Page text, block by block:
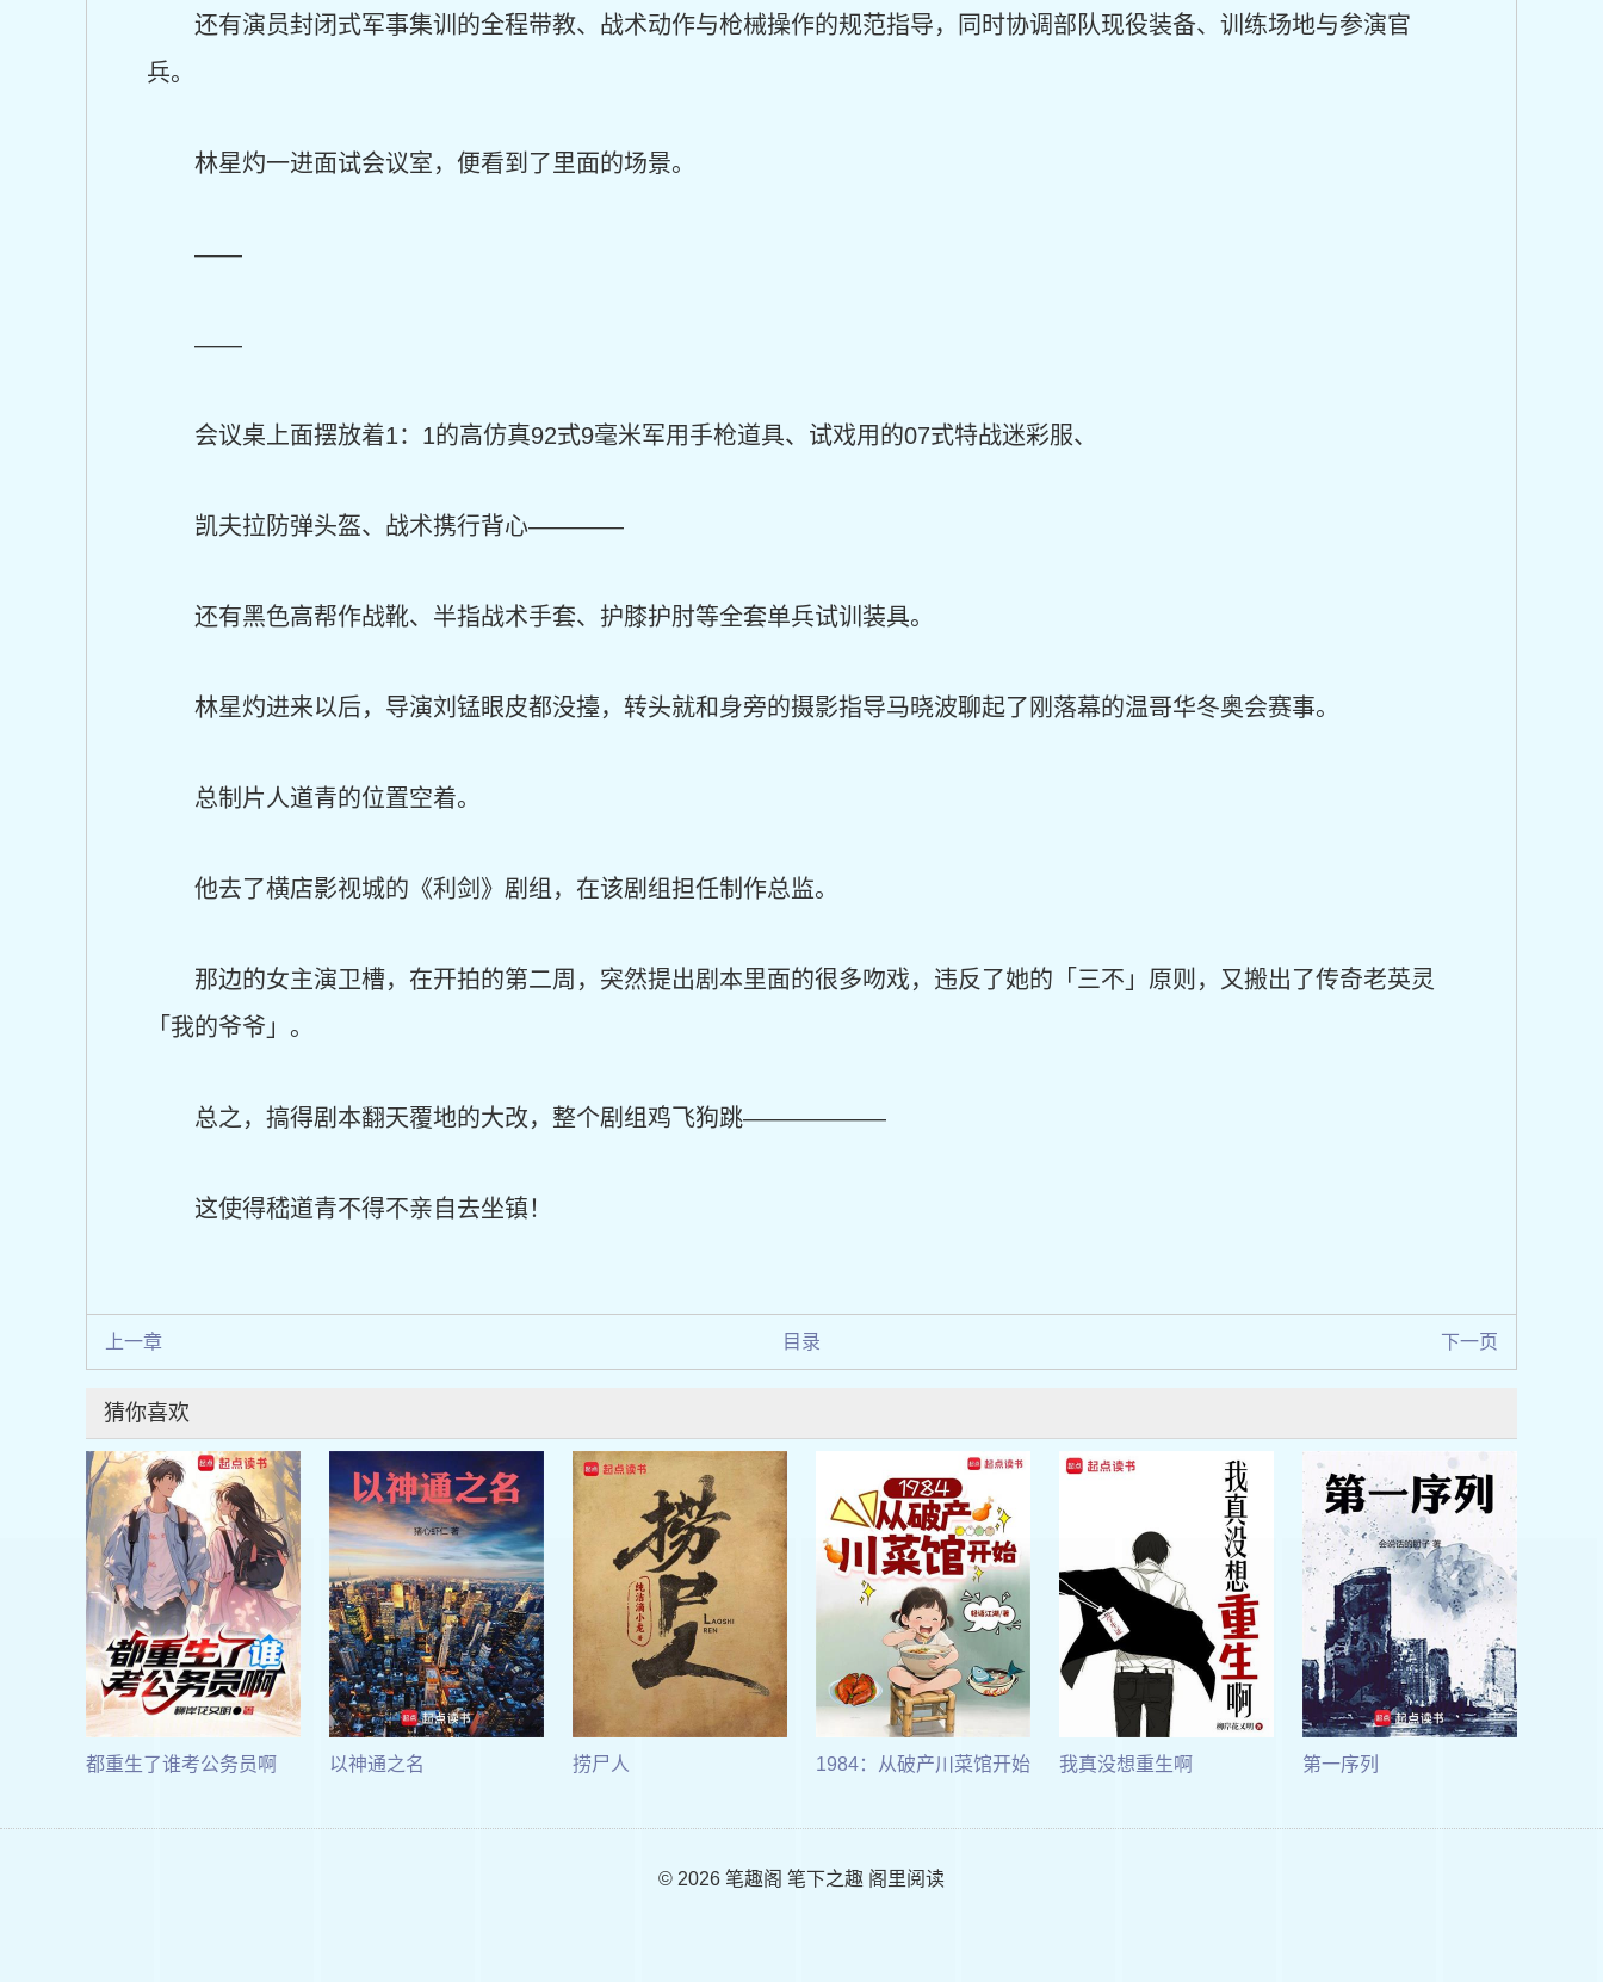
还有演员封闭式军事集训的全程带教、战术动作与枪械操作的规范指导，同时协调部队现役装备、训练场地与参演官
兵。
林星灼一进面试会议室，便看到了里面的场景。
——
——
会议桌上面摆放着1：1的高仿真92式9毫米军用手枪道具、试戏用的07式特战迷彩服、
凯夫拉防弹头盔、战术携行背心————
还有黑色高帮作战靴、半指战术手套、护膝护肘等全套单兵试训装具。
林星灼进来以后，导演刘锰眼皮都没擡，转头就和身旁的摄影指导马晓波聊起了刚落幕的温哥华冬奥会赛事。
总制片人道青的位置空着。
他去了横店影视城的《利剑》剧组，在该剧组担任制作总监。
那边的女主演卫槽，在开拍的第二周，突然提出剧本里面的很多吻戏，违反了她的「三不」原则，又搬出了传奇老英灵
「我的爷爷」。
总之，搞得剧本翻天覆地的大改，整个剧组鸡飞狗跳——————
这使得嵇道青不得不亲自去坐镇！
上一章 目录 下一页
猜你喜欢
都重生了谁考公务员啊 以神通之名 捞尸人 1984：从破产川菜馆开始 我真没想重生啊 第一序列
© 2026 笔趣阁 笔下之趣 阁里阅读